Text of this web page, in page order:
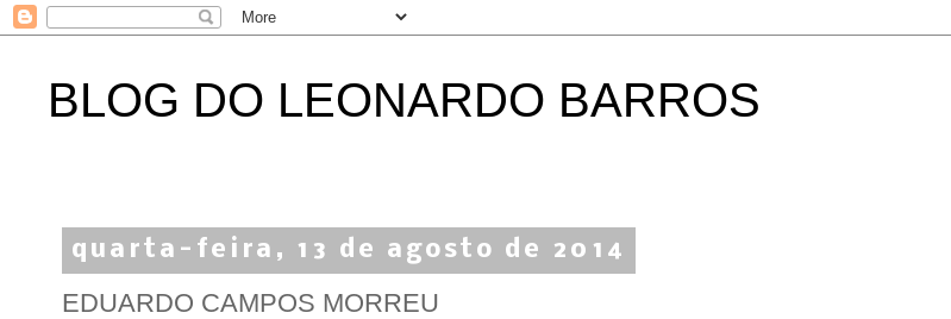
BLOG DO LEONARDO BARROS
quarta-feira, 13 de agosto de 2014
EDUARDO CAMPOS MORREU